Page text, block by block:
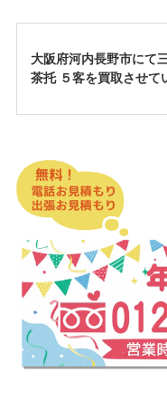
大阪府河内長野市にて
茶托 ５客を買取させて